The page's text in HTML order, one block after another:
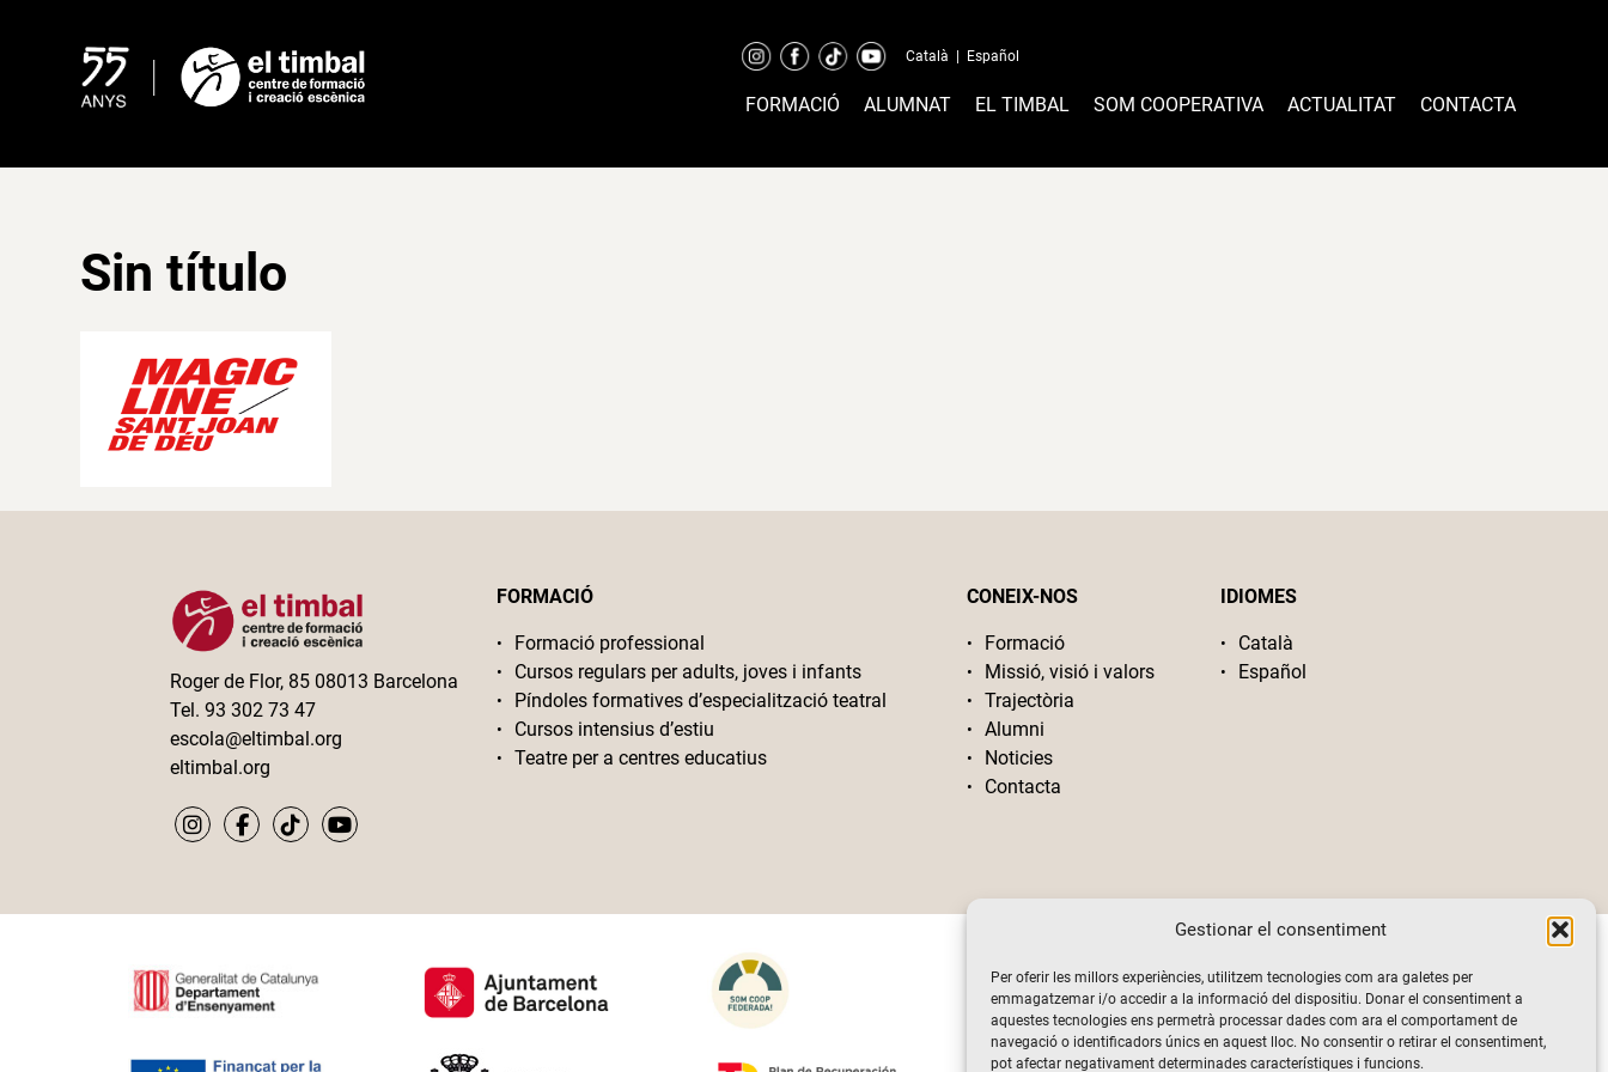
Gestionar el consentiment
Per oferir les millors experiències, utilitzem tecnologies com ara galetes per
emmagatzemar i/o accedir a la informació del dispositiu. Donar el consentiment a
aquestes tecnologies ens permetrà processar dades com ara el comportament de
navegació o identificadors únics en aquest lloc. No consentir o retirar el consentiment,
pot afectar negativament determinades característiques i funcions.
Català Español
FORMACIÓ ALUMNAT EL TIMBAL SOM COOPERATIVA ACTUALITAT CONTACTA
Sin título
Roger de Flor, 85 08013 Barcelona
Tel. 93 302 73 47
escola@eltimbal.org
eltimbal.org
FORMACIÓ
Formació professional
Cursos regulars per adults, joves i infants
Píndoles formatives d’especialització teatral
Cursos intensius d’estiu
Teatre per a centres educatius
CONEIX-NOS
Formació
Missió, visió i valors
Trajectòria
Alumni
Noticies
Contacta
IDIOMES
Català
Español